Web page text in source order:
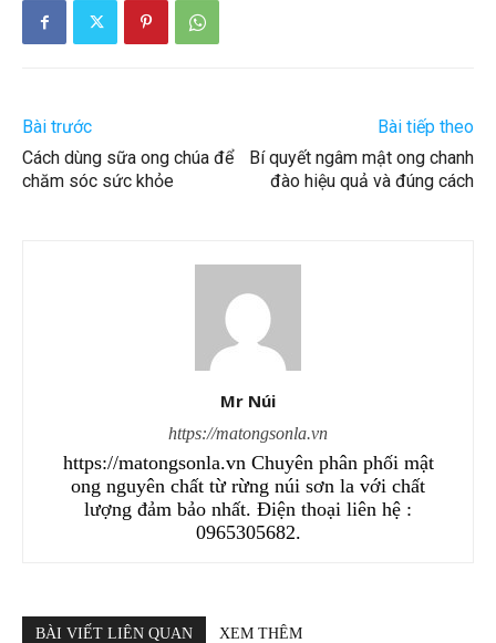
Bài trước
Cách dùng sữa ong chúa để
chăm sóc sức khỏe
Bài tiếp theo
Bí quyết ngâm mật ong chanh
đào hiệu quả và đúng cách
Mr Núi
https://matongsonla.vn
https://matongsonla.vn Chuyên phân phối mật
ong nguyên chất từ rừng núi sơn la với chất
lượng đảm bảo nhất. Điện thoại liên hệ :
0965305682.
BÀI VIẾT LIÊN QUAN XEM THÊM